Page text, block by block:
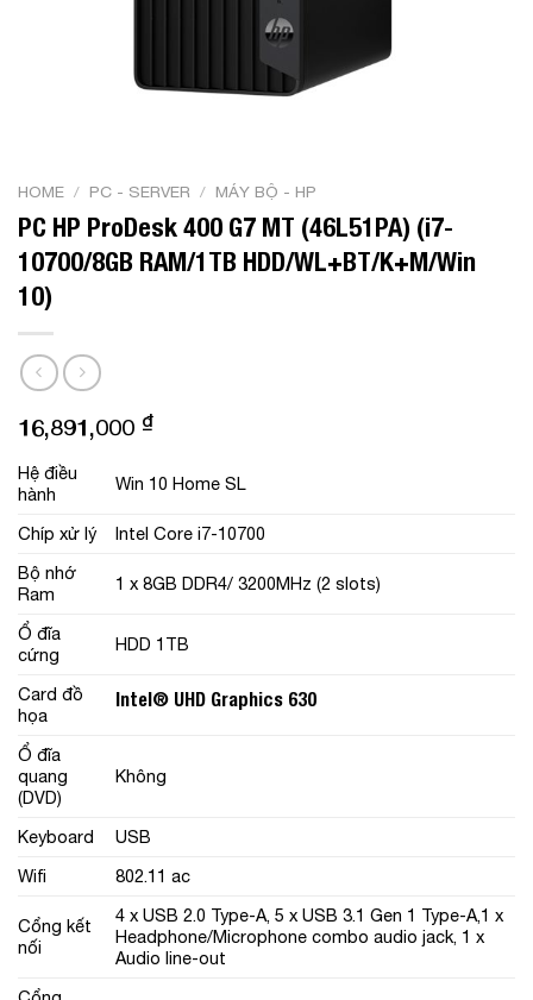
HOME / PC - SERVER / MÁY BỘ - HP
PC HP ProDesk 400 G7 MT (46L51PA) (i7-
10700/8GB RAM/1TB HDD/WL+BT/K+M/Win
10)
16,891,000 ₫
Hệ điều
hành
Win 10 Home SL
Chíp xử lý
Intel Core i7-10700
Bộ nhớ
Ram
1 x 8GB DDR4/ 3200MHz (2 slots)
Ổ đĩa
cứng
HDD 1TB
Card đồ
họa
Intel® UHD Graphics 630
Ổ đĩa
quang
(DVD)
Không
Keyboard
USB
Wifi
802.11 ac
Cổng kết
nối
4 x USB 2.0 Type-A, 5 x USB 3.1 Gen 1 Type-A,1 x
Headphone/Microphone combo audio jack, 1 x
Audio line-out